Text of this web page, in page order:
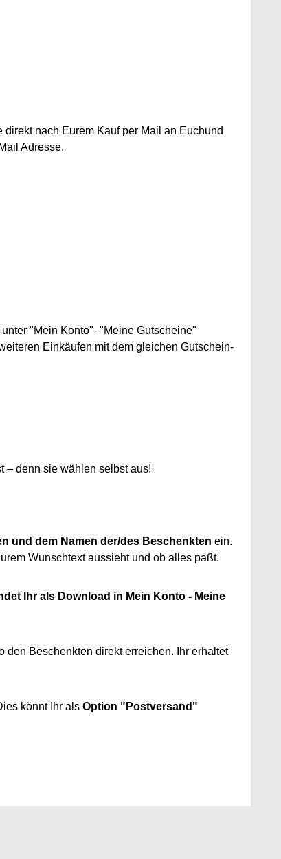
nach Eurem Kauf per Mail an Euchund
Adresse.
"Mein Konto"- "Meine Gutscheine"
Einkäufen mit dem gleichen Gutschein-
– denn sie wählen selbst aus!
und dem Namen der/des Beschenkten ein.
Wunschtext aussieht und ob alles paßt.
Ihr als Download in Mein Konto - Meine
den Beschenkten direkt erreichen. Ihr erhaltet
könnt Ihr als Option "Postversand"